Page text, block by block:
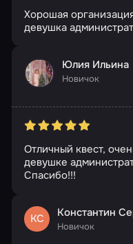
Хорошая
девушка
Юлия Ильина
Новичок
Отличный квест,
девушке
Спасибо!!!
КС Константин
Новичок